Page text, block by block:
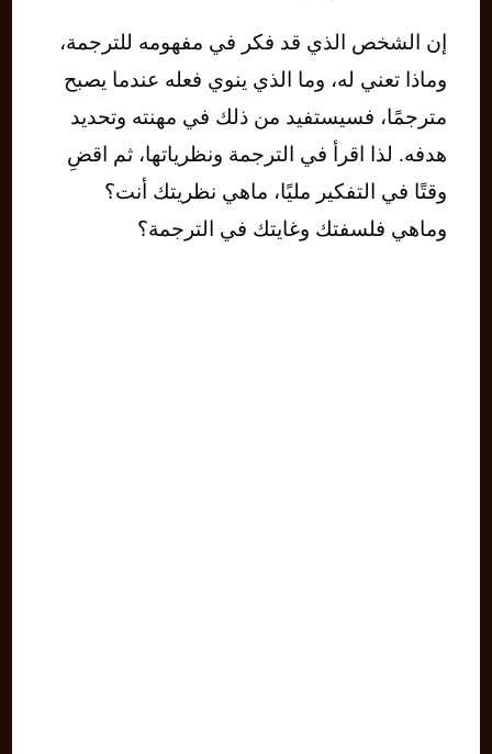
إن الشخص الذي قد فكر في مفهومه للترجمة،
وماذا تعني له، وما الذي ينوي فعله عندما يصبح
مترجمًا، فسيستفيد من ذلك في مهنته وتحديد
هدفه. لذا اقرأ في الترجمة ونظرياتها، ثم اقضِ
وقتًا في التفكير مليًا، ماهي نظريتك أنت؟
وماهي فلسفتك وغايتك في الترجمة؟